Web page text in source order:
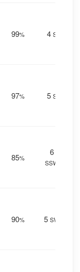
99% 4 S
97% 5 S
85%
6
SSW
90% 5 SW